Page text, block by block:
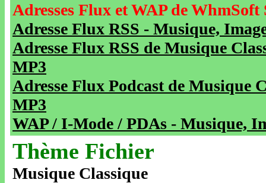
Adresses Flux et WAP de WhmSoft
Adresse Flux RSS - Musique,
Adresse Flux RSS de Musique
MP3
Adresse Flux Podcast de Musique
MP3
WAP / I-Mode / PDAs - Musique,
Thème Fichier
Musique Classique